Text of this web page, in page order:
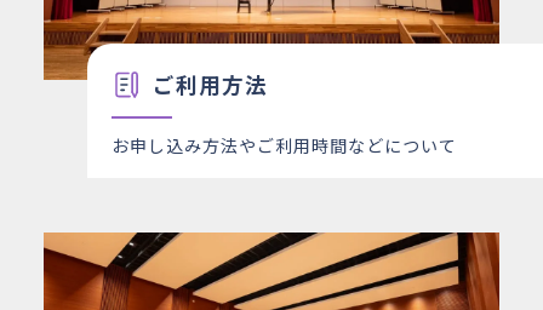
ご利用方法
お申し込み方法やご利用時間などについて